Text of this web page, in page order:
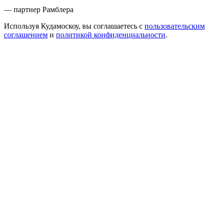
— партнер Рамблера
Используя Кудамоскоу, вы соглашаетесь с пользовательским
соглашением и политикой конфиденциальности.